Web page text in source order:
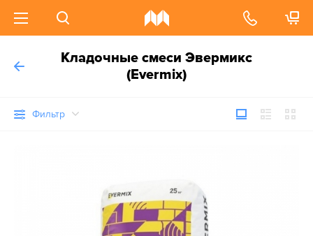
Кладочные смеси Эвермикс
(Evermix)
Фильтр